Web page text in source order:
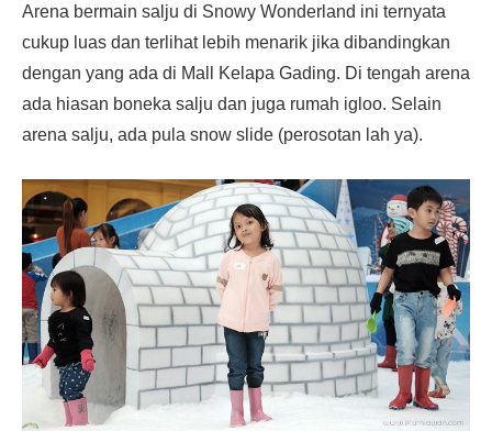
Arena bermain salju di Snowy Wonderland ini ternyata
cukup luas dan terlihat lebih menarik jika dibandingkan
dengan yang ada di Mall Kelapa Gading. Di tengah arena
ada hiasan boneka salju dan juga rumah igloo. Selain
arena salju, ada pula snow slide (perosotan lah ya).